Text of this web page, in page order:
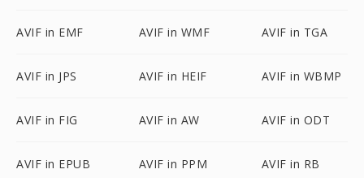
AVIF in EMF AVIF in WMF AVIF in TGA
AVIF in JPS AVIF in HEIF AVIF in WBMP
AVIF in FIG AVIF in AW AVIF in ODT
AVIF in EPUB AVIF in PPM AVIF in RB